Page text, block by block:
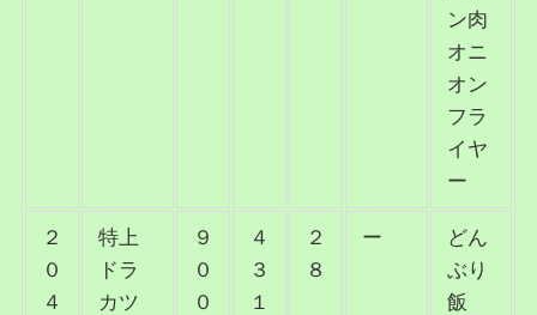
ン肉
オニ
オン
フラ
イヤ
ー
２
０
４
特上
ドラ
カツ
９
０
０
４
３
１
２
８
ー
どん
ぶり
飯